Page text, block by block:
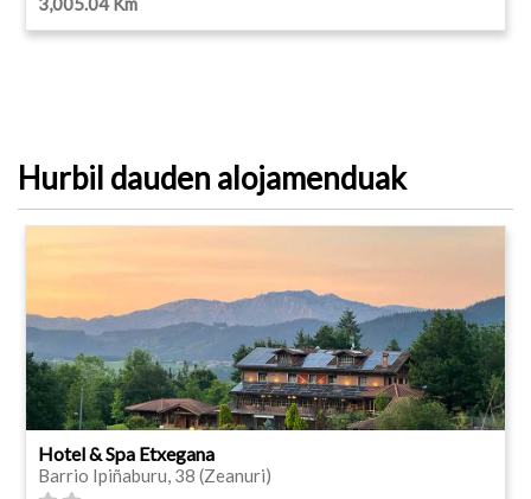
Hurbil dauden alojamenduak
Hotel & Spa Etxegana
Barrio Ipiñaburu, 38 (Zeanuri)